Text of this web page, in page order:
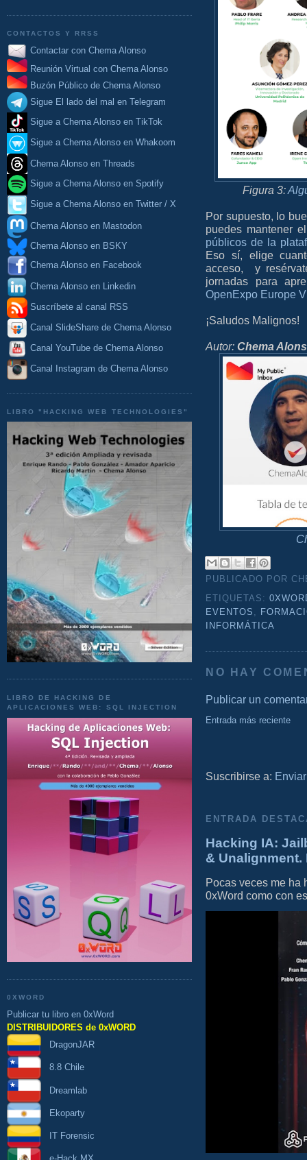
CONTACTOS Y RRSS
Contactar con Chema Alonso
Reunión Virtual con Chema Alonso
Buzón Público de Chema Alonso
Sigue El lado del mal en Telegram
Sigue a Chema Alonso en TikTok
Sigue a Chema Alonso en Whakoom
Chema Alonso en Threads
Sigue a Chema Alonso en Spotify
Sigue a Chema Alonso en Twitter / X
Chema Alonso en Mastodon
Chema Alonso en BSKY
Chema Alonso en Facebook
Chema Alonso en Linkedin
Suscríbete al canal RSS
Canal SlideShare de Chema Alonso
Canal YouTube de Chema Alonso
Canal Instagram de Chema Alonso
LIBRO "HACKING WEB TECHNOLOGIES"
LIBRO DE HACKING DE
APLICACIONES WEB: SQL INJECTION
0XWORD
Publicar tu libro en 0xWord
DISTRIBUIDORES de 0xWORD
DragonJAR
8.8 Chile
Dreamlab
Ekoparty
IT Forensic
Figura 3:
Por supuesto, lo
puedes mantener
públicos de la
Eso sí, elige
acceso, y
jornadas para
OpenExpo Europe
¡Saludos Malignos!
Autor: Chema
PUBLICADO POR
ETIQUETAS:
EVENTOS
INFORMÁTICA
NO HAY
Publicar un
Entrada más reciente
Suscribirse a:
ENTRADA
Hacking IA:
&
Pocas veces me ha
0xWord como con